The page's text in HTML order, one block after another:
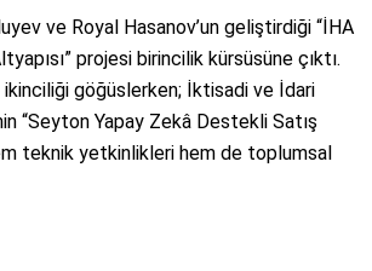
ve Royal Hasanov’un geliştirdiği “İHA
projesi birincilik kürsüsüne çıktı.
ikinciliği göğüslerken; İktisadi ve İdari
“Seyton Yapay Zekâ Destekli Satış
teknik yetkinlikleri hem de toplumsal